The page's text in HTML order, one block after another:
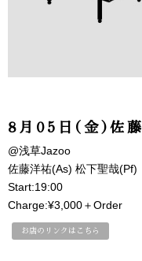
8月05日(金)佐
@浅草Jazoo
佐藤洋祐(As) 松下聖哉(Pf)
Start:19:00
Charge:¥3,000＋Order
お店のリンクはこちら